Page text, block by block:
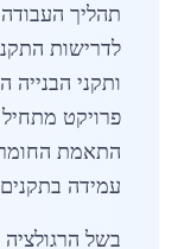
תהליך
לדרישות
ותקני
פרויקט
התאמת
עמידה
בשל